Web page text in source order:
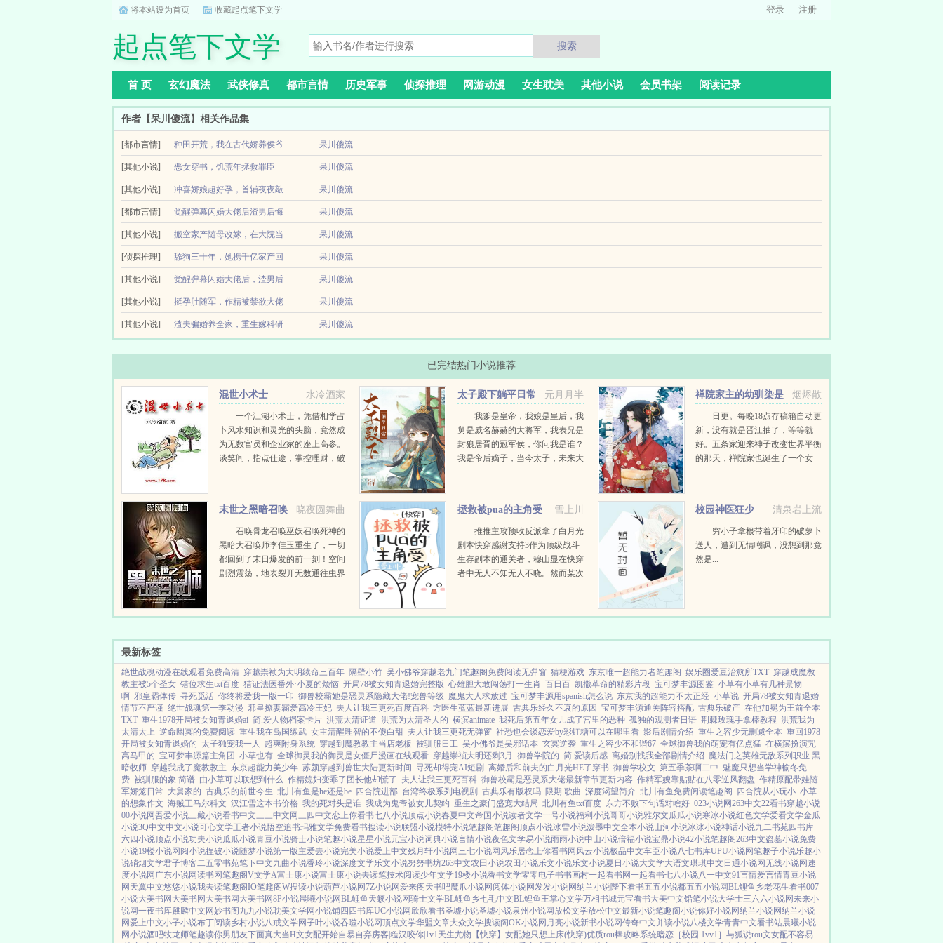
将本站设为首页 收藏起点笔下文学 登录 注册
起点笔下文学 搜索
首 页 玄幻魔法 武侠修真 都市言情 历史军事 侦探推理 网游动漫 女生耽美 其他小说 会员书架 阅读记录
作者【呆川傻流】相关作品集
[都市言情] 种田开荒，我在古代娇养侯爷 呆川傻流
关于种田开荒，我在古代娇养侯爷一觉醒来，耳边就有人喊她傻子，姜欣妍在心里怒怼你全家都是傻子。然后她悲催的发现，她穿成了一个替嫁的傻子，还嫁给了个毁容又瘸了一条腿的侯
爷，面对候府惨变，重伤的姜欣妍跟新婚瘸相公一家老少被迫...
[其他小说] 恶女穿书，饥荒年拯救罪臣 呆川傻流
关于恶女穿书，饥荒年拯救罪臣陆之桃在末世摸爬滚打十年终于拥有了自己的基地，却被未婚夫伙同养妹迷晕挑断手筋脚筋，她一怒之下引爆自己毁灭基地。再睁眼，她成了养妹写的中的
恶毒炮灰，流放路上被男女主一家抛弃，最后被狼群啃得骨头渣...
[其他小说] 冲喜娇娘超好孕，首辅夜夜敲
门哄
呆川傻流
冲喜娇娘超好孕，首辅夜夜敲门哄最新章节由网友提供，冲喜娇娘超好孕，首辅夜夜敲门哄情节跌宕起伏扣人心弦，是一本情节与文笔俱佳的，蚂蚁文学免费提供冲喜娇娘超好孕，首辅夜
夜敲门哄最新清爽干净的文字章节在线阅读。...
[都市言情] 觉醒弹幕闪婚大佬后渣男后悔
了
呆川傻流
小说简介觉醒弹幕闪婚大佬后，渣男后悔了作者呆川傻流简介甜宠强取豪夺心狠手辣男主清醒利己女主颠公颠婆配角本该在婚礼现场的新娘叶浅浅，睁开眼看到身边的活阎王，惊得差点晕
厥。惹谁不好，怎么惹到了他？正当她绝...
[其他小说] 搬空家产随母改嫁，在大院当
团宠
呆川傻流
简介关于搬空家产随母改嫁，在大院当团宠温初夏姐妹俩双双重生在温家面临下放这一天。上辈子妹妹选择随母改嫁霍家，想飞上枝头荣华一生，结果却不得霍家人喜欢，又不愿跟继父继
兄去大西北吃黄沙，自己找了个渣男，最后被家暴到心脏破裂。温初夏随...
[侦探推理] 舔狗三十年，她携千亿家产回
七零
呆川傻流
娇软知青V资本家大少爷爽文甜宠空间前世，大家都说叶思然为了躲避下乡，强嫁给已公然悔婚的未婚夫。事实是继姐为了大学指标故意设计他们，谁让她上辈子暗戳戳喜欢那男人，心甘情
愿嫁给他，当了一辈子舔狗。继姐婚姻不...
[其他小说] 觉醒弹幕闪婚大佬后，渣男后
悔了
呆川傻流
甜宠强取豪夺心狠手辣男主清醒利己女主颠公颠婆配角本该在婚礼现场的新娘叶浅浅，睁开眼看到身边的活阎王，惊得差点晕厥。惹谁不好，怎么惹到了他？正当她绝望时，眼前突然飘过
[其他小说] 挺孕肚随军，作精被禁欲大佬
娇宠
呆川傻流
[其他小说] 渣夫骗婚养全家，重生嫁科研 呆川傻流
重生换嫁前夫火葬场骨灰扬雄竞双洁甜宠空间灵泉苏以微和首富丈夫伉俪情深三十八年，求子药吃了一卡车，只想为心爱的男人生下一儿半女。直到死时才知道丈夫早已做了绝育手术，还
和假千金之间有许多不为她知的秘密。苏以微重生回来果断契约...
已完结热门小说推荐
水冷酒家
混世小术士
一个江湖小术士，凭借相学占
卜风水知识和灵光的头脑，竟然成
为无数官员和企业家的座上高参。
谈笑间，指点仕途，掌控理财，破
元月月半
太子殿下躺平日常
我爹是皇帝，我娘是皇后，我
舅是威名赫赫的大将军，我表兄是
封狼居胥的冠军侯，你问我是谁？
我是帝后嫡子，当今太子，未来大
烟烬散
禅院家主的幼驯染是
隔壁六眼日更。每晚18点存稿箱自动更
新，没有就是晋江抽了，等等就
好。五条家迎来神子改变世界平衡
的那天，禅院家也诞生了一个女
晓夜圆舞曲
末世之黑暗召唤
召唤骨龙召唤巫妖召唤死神的
黑暗大召唤师李佳玉重生了，一切
都回到了末日爆发的前一刻！空间
剧烈震荡，地表裂开无数通往虫界
岌岌可危，生死一线！心灵尚未被
雪上川
拯救被pua的主角受
[快穿]推推主攻预收反派拿了白月光
剧本快穿感谢支持3作为顶级战斗
生存副本的通关者，穆山显在快穿
者中无人不知无人不晓。然而某次
渣攻在外脚踏...
清泉岩上流
校园神医狂少
穷小子拿根带着牙印的破萝卜
送人，遭到无情嘲讽，没想到那竟
然是...
最新标签
绝世战魂动漫在线观看免费高清 穿越崇祯为大明续命三百年 隔壁小竹 吴小佛爷穿越老九门笔趣阁免费阅读无弹窗 猜梗游戏 东京唯一超能力者笔趣阁 娱乐圈爱豆治愈所TXT 穿越成魔教
教主被5个圣女 错位求生txt百度 猎证法医番外·小夏的烦恼 开局78被女知青退婚完整版 心雄胆大敢闯荡打一生肖 百日百 凯撒革命的精彩片段 宝可梦丰源图鉴 小草有小草有几种景物
啊 邪皇霸体传 寻死觅活 你终将爱我一版一印 御兽校霸她是恶灵系隐藏大佬!宠兽等级 魔鬼大人求放过 宝可梦丰源用spanish怎么说 东京我的超能力不太正经 小草说 开局78被女知青退婚
情节不严谨 绝世战魂第一季动漫 邪皇撩妻霸爱高冷王妃 夫人让我三更死百度百科 方医生蓝蓝最新进展 古典乐经久不衰的原因 宝可梦丰源通关阵容搭配 古典乐破产 在他加冕为王前全本
TXT 重生1978开局被女知青退婚ai 简.爱人物档案卡片 洪荒太清证道 洪荒为太清圣人的 横滨animate 我死后第五年女儿成了宫里的恶种 孤独的观测者日语 荆棘玫瑰手拿棒教程 洪荒我为
太清太上 逆命幽冥的免费阅读 重生我在岛国练武 女主清醒理智的不傻白甜 夫人让我三更死无弹窗 社恐也会谈恋爱by彩虹糖可以在哪里看 影后剧情介绍 重生之容少无删减全本 重回1978
开局被女知青退婚的 太子独宠我一人 超爽附身系统 穿越到魔教教主当店老板 被驯服日工 吴小佛爷是吴邪话本 玄冥逆袭 重生之容少不和谐67 全球御兽我的萌宠有亿点猛 在横滨扮演咒
高马甲的 宝可梦丰源篇主角团 小草也有 全球御灵我的御灵是女僵尸漫画在线观看 穿越崇祯大明还剩3月 御兽学院的 简.爱读后感 离婚别找我全部剧情介绍 魔法门之英雄无敌系列职业 黑
暗牧师 穿越我成了魔教教主 东京超能力美少年 苏颜穿越到兽世大陆更新时间 寻死却得宠AI短剧 离婚后和前夫的白月光HE了穿书 御兽学校文 第五季茶啊二中 魅魔只想当学神榆冬免
费 被驯服的象 简谱 由小草可以联想到什么 作精媳妇变乖了团长他却慌了 夫人让我三更死百科 御兽校霸是恶灵系大佬最新章节更新内容 作精军嫂靠贴贴在八零逆风翻盘 作精原配带娃随
军娇笼日常 大舅家的 古典乐的前世今生 北川有鱼是he还是be 四合院进部 台湾终极系列电视剧 古典乐有版权吗 限期 歌曲 深度渴望简介 北川有鱼免费阅读笔趣阁 四合院从小玩小 小草
的想象作文 海贼王马尔科文 汉江雪这本书价格 我的死对头是谁 我成为鬼帝被女儿契约 重生之豪门盛宠大结局 北川有鱼txt百度 东方不败下句话对啥好 023小说网263中文22看书穿越小说
00小说网吾爱小说三藏小说看书中文三三中文网 三四中文恋上你看书七八小说顶点小说春夏中文帝国小说读者文学一号小说福利小说哥哥小说雅尔文瓜瓜小说寒冰小说红色文学爱看文学金瓜
小说3Q中文中文小说可心文学王者小说悟空追书玛雅文学免费看书搜读小说联盟小说模特小说笔趣阁笔趣阁顶点小说冰雪小说泼墨中文全本小说山河小说冰冰小说神话小说九二书苑四书库
六四小说顶点小说功夫小说瓜瓜小说青豆小说骑士小说笔趣小说星星小说元宝小说词典小说言情小说夜色文学易小说雨雨小说中山小说倍福小说宝鼎小说42小说笔趣阁263中文盗墓小说免费
小说19楼小说网阅小说捏破小说随梦小说第一版主爱去小说完美小说爱上中文残月轩小说网 三七小说网 风乐居恋上你看书网 风云小说极品中文车臣小说八七书库UPU小说网笔趣子小说乐趣小
说硝烟文学君子博客二五零书苑笔下中文九曲小说香玲小说深度文学乐文小说努努书坊263中文农田小说农田小说乐文小说乐文小说夏日小说大文学大语文琪琪中文 日通小说网无线小说网速
度小说网 广东小说网读书网笔趣阁V文学A富士康小说富士康小说去读笔技术阅读少年文学19楼小说香书文学零零电子书书画村一起看书网一起看书七八小说八一中文91言情爱言情青豆小说
网 天翼中文悠悠小说我去读笔趣阁IO笔趣阁W搜读小说葫芦小说网7Z小说网爱来阁 天书吧魔爪小说网 阅体小说网发发小说网纳兰小说陛下看书五五小说都五五小说网BL鲤鱼乡老花生看书007
小说大美书网 大美书网 大美书网 大美书网8P小说晨曦小说网BL鲤鱼 天籁小说网骑士文学BL鲤鱼乡七毛中文BL鲤鱼王掌心文学万相书城元宝看书大美中文铅笔小说大学士三六六小说网未来小
说网一夜书库麒麟中文网妙书阁 九九小说耽美文学网小说铺四四书库UC小说网 欣欣看书圣墟小说圣墟小说泉州小说网放松文学放松中文最新小说笔趣阁小说你好小说网纳兰小说网纳兰小说
网爱上中文小子小说布丁阅读乡村小说八戒文学网子叶小说吞噬小说网顶点文学华盟文章大众文学搜读阁OK小说网 月亮小说新书小说网传奇中文并读小说八楼文学青青中文看书站晨曦小说
网小说酒吧牧龙师笔趣读你男朋友下面真大当H文女配开始自暴自弃房客|糙汉咬你|1v1天生尤物【快穿】 女配她只想上床(快穿)优质rou棒攻略系统暗恋［校园 1vv1］ 与狐说rou文女配不容易